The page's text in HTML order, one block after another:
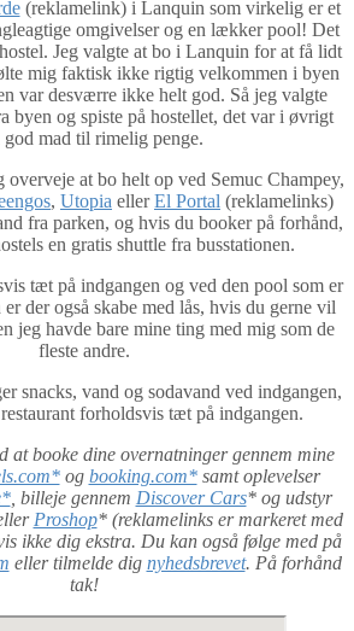
(reklamelink) i Lanquin som virkelig er et
omgivelser og en lækker pool! Det
Jeg valgte at bo i Lanquin for at få lidt
mig faktisk ikke rigtig velkommen i byen
var desværre ikke helt god. Så jeg valgte
byen og spiste på hostellet, det var i øvrigt
god mad til rimelig penge.
overveje at bo helt op ved Semuc Champey,
, Utopia ellerEl Portal (reklamelinks)
fra parken, og hvis du booker på forhånd,
en gratis shuttle fra busstationen.
tæt på indgangen og ved den pool som er
der også skabe med lås, hvis du gerne vil
jeg havde bare mine ting med mig som de
fleste andre.
snacks, vand og sodavand ved indgangen,
forholdsvis tæt på indgangen.
at booke dine overnatninger gennem mine
og booking.com*samt oplevelser
, billeje gennem Discover Cars* og udstyr
Proshop* (reklamelinks er markeret med
ikke dig ekstra. Du kan også følge med på
eller tilmelde dig nyhedsbrevet. På forhånd
tak!